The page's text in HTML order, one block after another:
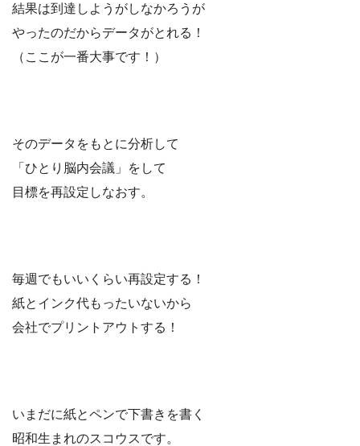
結果は到達しようがしなかろうが
やったのだからデータがとれる！
（ここが一番大事です！）
そのデータをもとに分析して
「ひとり脳内会議」をして
目標を再設定しなおす。
毎週でもいいくらい再設定する！
紙とインク代もったいないから
会社でプリントアウトする！
いまだに紙とペンで下書きを書く
昭和生まれのスコウスです。